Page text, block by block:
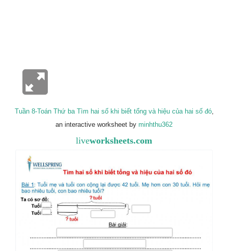
Tuần 8-Toán Thứ ba Tìm hai số khi biết tổng và hiệu của hai số đó,
an interactive worksheet by minhthu362
liveworksheets.com